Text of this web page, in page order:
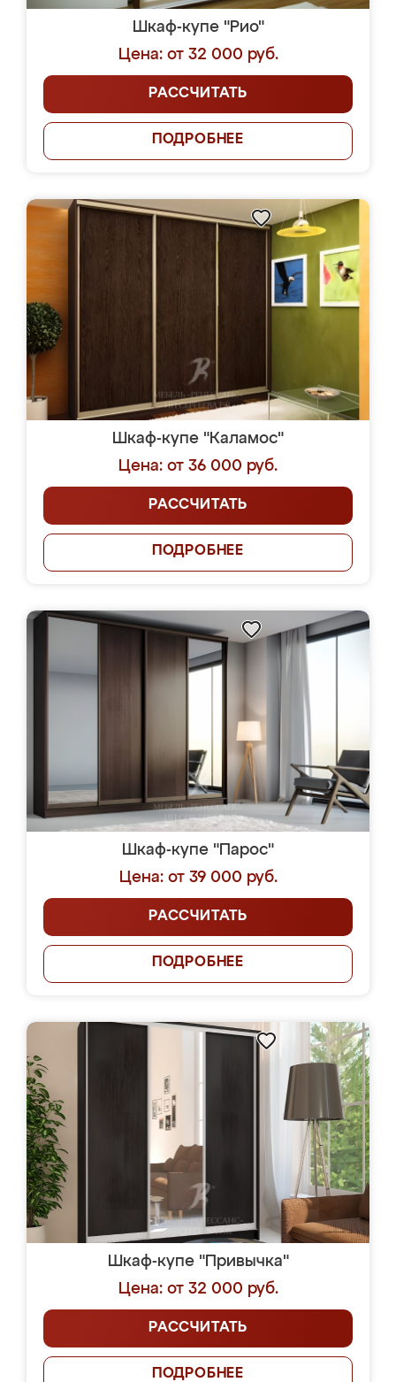
Шкаф-купе "Рио"
Цена: от 32 000 руб.
РАССЧИТАТЬ
ПОДРОБНЕЕ
Шкаф-купе "Каламос"
Цена: от 36 000 руб.
РАССЧИТАТЬ
ПОДРОБНЕЕ
Шкаф-купе "Парос"
Цена: от 39 000 руб.
РАССЧИТАТЬ
ПОДРОБНЕЕ
Шкаф-купе "Привычка"
Цена: от 32 000 руб.
РАССЧИТАТЬ
ПОДРОБНЕЕ